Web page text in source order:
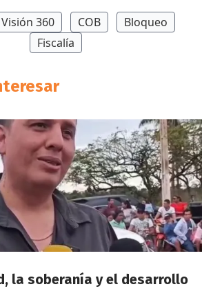
Visión 360 COB
Bloqueo
Fiscalía
la soberanía y el desarrollo